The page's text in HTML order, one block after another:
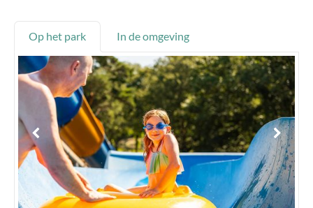
Op het park In de omgeving